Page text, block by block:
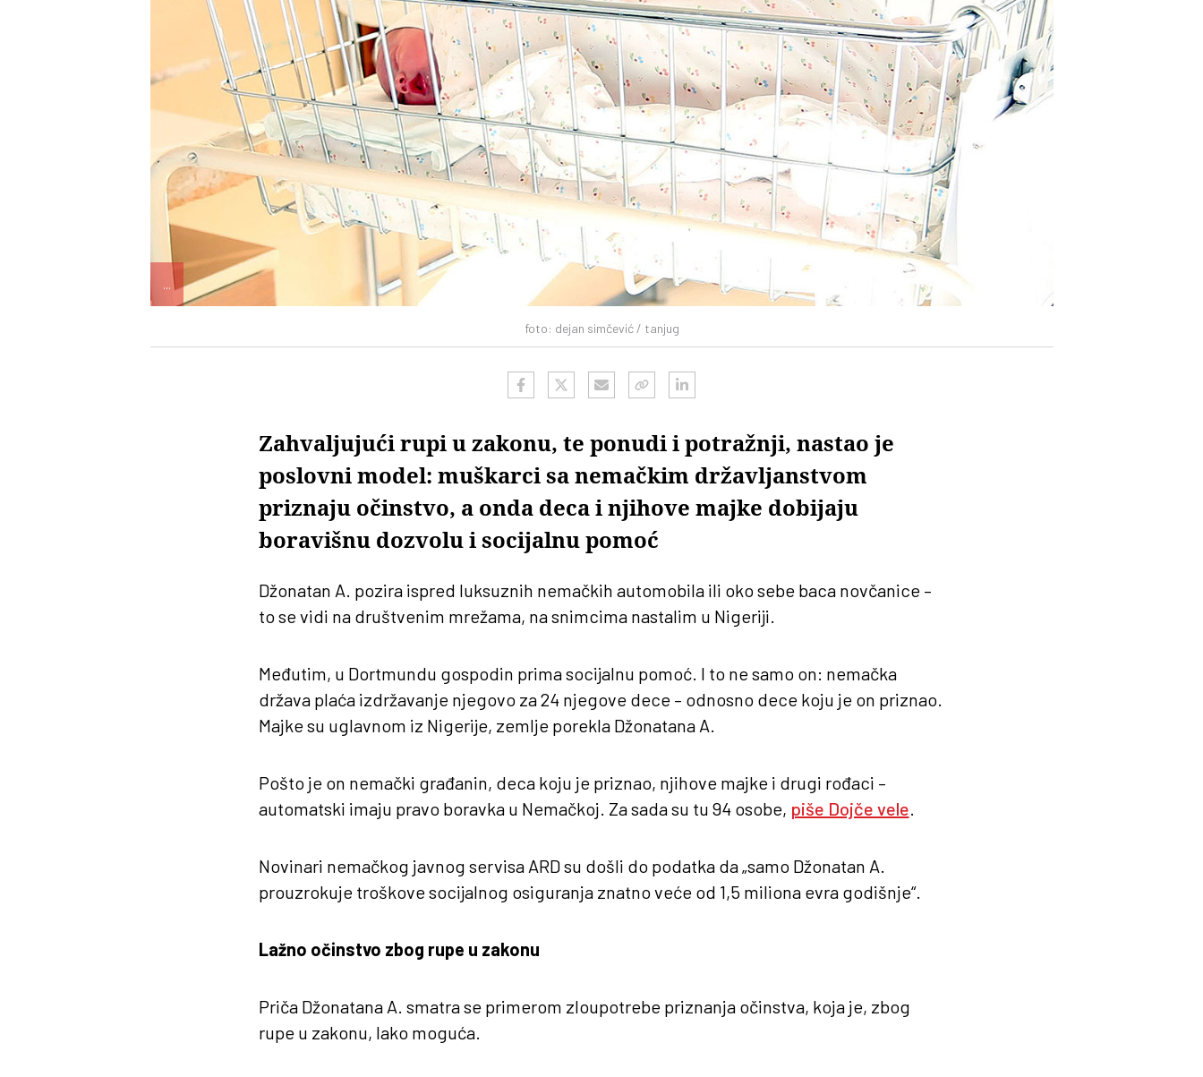
foto: dejan simčević / tanjug
...
Zahvaljujući rupi u zakonu, te ponudi i potražnji, nastao je
poslovni model: muškarci sa nemačkim državljanstvom
priznaju očinstvo, a onda deca i njihove majke dobijaju
boravišnu dozvolu i socijalnu pomoć
Džonatan A. pozira ispred luksuznih nemačkih automobila ili oko sebe baca novčanice –
to se vidi na društvenim mrežama, na snimcima nastalim u Nigeriji.
Međutim, u Dortmundu gospodin prima socijalnu pomoć. I to ne samo on: nemačka
država plaća izdržavanje njegovo za 24 njegove dece – odnosno dece koju je on priznao.
Majke su uglavnom iz Nigerije, zemlje porekla Džonatana A.
Pošto je on nemački građanin, deca koju je priznao, njihove majke i drugi rođaci –
automatski imaju pravo boravka u Nemačkoj. Za sada su tu 94 osobe, piše Dojče vele.
Novinari nemačkog javnog servisa ARD su došli do podatka da „samo Džonatan A.
prouzrokuje troškove socijalnog osiguranja znatno veće od 1,5 miliona evra godišnje“.
Lažno očinstvo zbog rupe u zakonu
Priča Džonatana A. smatra se primerom zloupotrebe priznanja očinstva, koja je, zbog
rupe u zakonu, lako moguća.